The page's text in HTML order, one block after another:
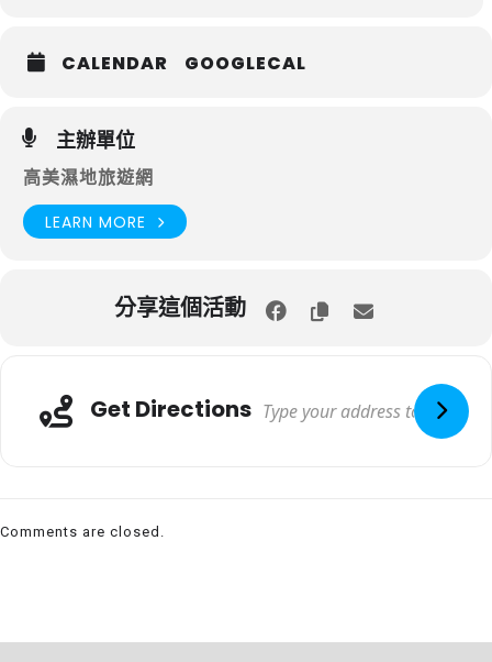
CALENDAR GOOGLECAL
主辦單位
高美濕地旅遊網
LEARN MORE
分享這個活動
Get Directions
Comments are closed.